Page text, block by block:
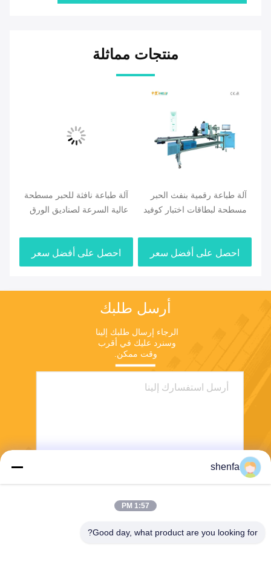
منتجات مماثلة
آلة طباعة رقمية بنفث الحبر
مسطحة لبطاقات اختبار كوفيد
احصل على أفضل سعر
آلة طباعة نافثة للحبر مسطحة
عالية السرعة لصناديق الورق
احصل على أفضل سعر
أرسل طلبك
وقت ممكن.
shenfa
1:57 PM
Good day, what product are you looking for?